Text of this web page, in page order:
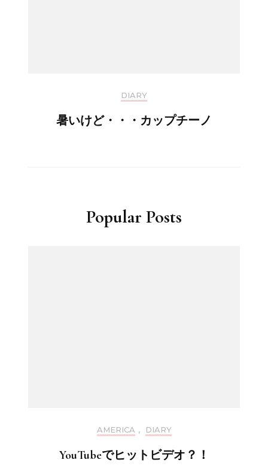
DIARY
暑いけど・・・カップチーノ
Popular Posts
AMERICA , DIARY
YouTubeでヒットビデオ？！